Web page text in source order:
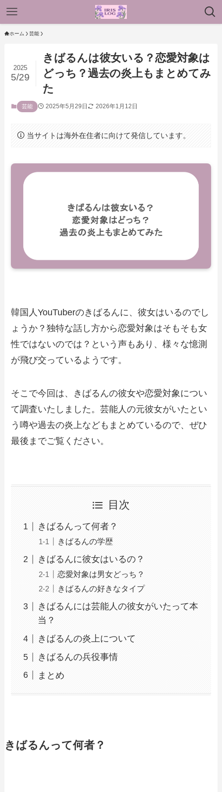
ホーム 芸能
きばるんは彼女いる？恋愛対象は
どっち？過去の炎上もまとめてみ
た
2025
5/29
芸能 2025年5月29日 2026年1月12日
当サイトは海外在住者に向けて発信しています。
韓国人YouTuberのきばるんに、彼女はいるのでし
ょうか？独特な話し方から恋愛対象はそもそも女
性ではないのでは？という声もあり、様々な憶測
が飛び交っているようです。
そこで今回は、きばるんの彼女や恋愛対象につい
て調査いたしました。芸能人の元彼女がいたとい
う噂や過去の炎上などもまとめているので、ぜひ
最後までご覧ください。
目次
きばるんって何者？
きばるんの学歴
きばるんに彼女はいるの？
恋愛対象は男女どっち？
きばるんの好きなタイプ
きばるんには芸能人の彼女がいたって本
当？
きばるんの炎上について
きばるんの兵役事情
まとめ
きばるんって何者？